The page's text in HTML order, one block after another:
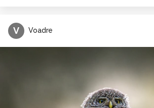
V Voadre